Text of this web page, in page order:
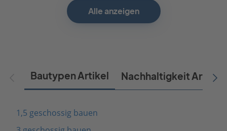
Alle anzeigen
Bautypen Artikel Nachhaltigkeit Artikel
1,5 geschossig bauen